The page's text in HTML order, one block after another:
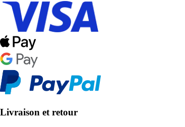
Livraison et retour